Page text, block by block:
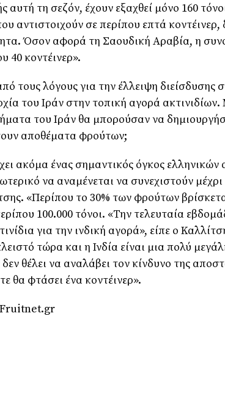
αυτή τη σεζόν, έχουν εξαχθεί μόνο 160
αντιστοιχούν σε περίπου επτά
Όσον αφορά τη Σαουδική Αραβία, η
40 κοντέινερ».
τους λόγους για την έλλειψη διείσδυσης
του Ιράν στην τοπική αγορά
του Ιράν θα μπορούσαν να
αποθέματα φρούτων;
ακόμα ένας σημαντικός όγκος ελληνικών
να αναμένεται να συνεχιστούν
«Περίπου το 30% των φρούτων
100.000 τόνοι. «Την τελευταία
για την ινδική αγορά», είπε ο
τώρα και η Ινδία είναι μια πολύ
δεν θέλει να αναλάβει τον κίνδυνο της
θα φτάσει ένα κοντέινερ».